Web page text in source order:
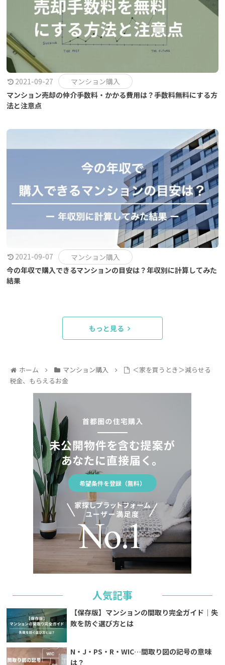
2021-09-27
マンション購入
マンション売却の仲介手数料・かかる費用は？手数料無料にする方
法と注意点
2021-09-07
マンション購入
今の年収で購入できるマンションの目安は？年収別に計算してみた
結果
もっと見る
ホーム マンション購入
＜家を買うとき＞減らせる
税金、もらえるお金
希望条件を登録（無料）
人気記事
【保存版】マンションの間取り完全ガイド｜失
敗を防ぐ選び方とは
N・J・PS・R・WIC…間取り図の記号の意味
は？